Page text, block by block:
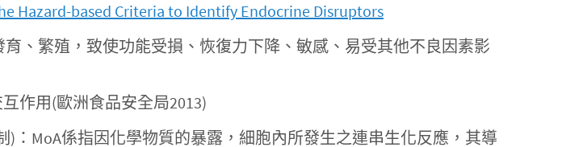
Hazard-based Criteria to Identify Endocrine Disruptors
、繁殖，致使功能受損、恢復力下降、敏感、易受其他不良因素影
作用(歐洲食品安全局2013)
)：MoA係指因化學物質的暴露，細胞內所發生之連串生化反應，其導